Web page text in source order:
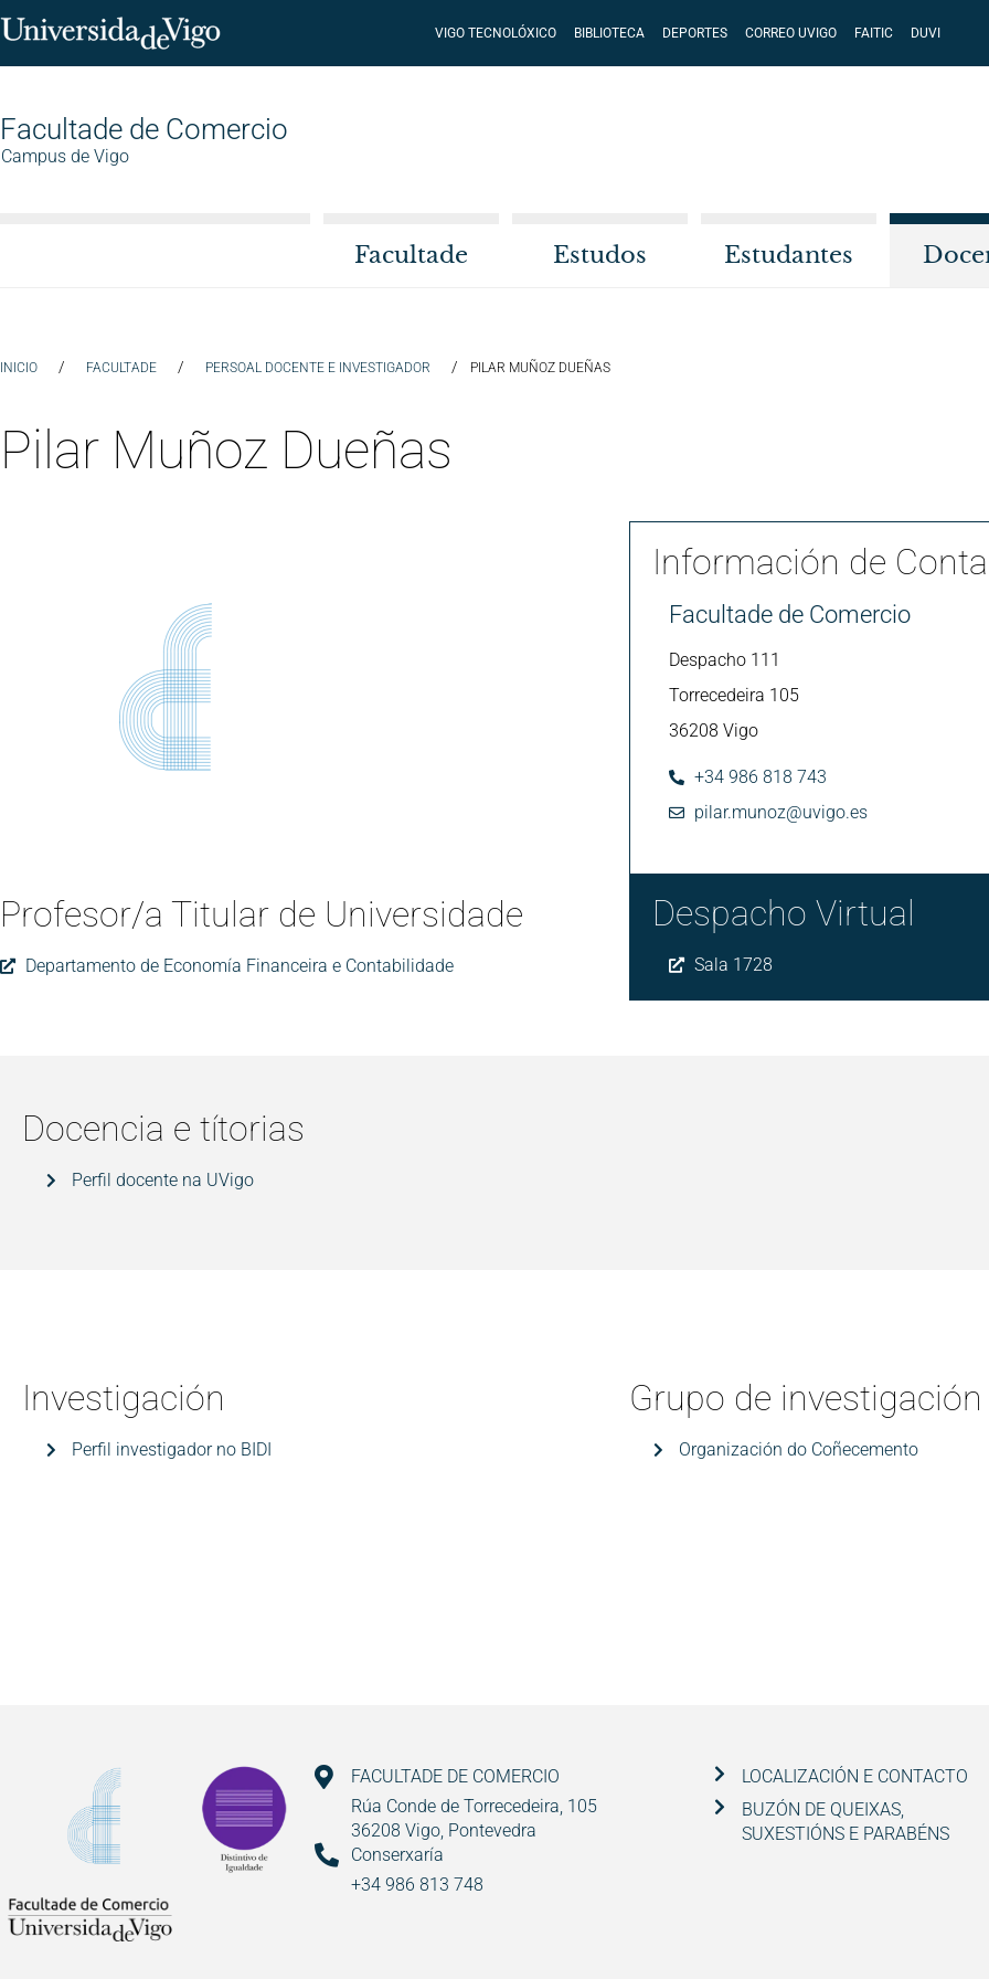
VIGO TECNOLÓXICO BIBLIOTECA DEPORTES CORREO UVIGO FAITIC DUVI
Facultade de Comercio
Campus de Vigo
Facultade Estudos Estudantes
INICIO / FACULTADE / PERSOAL DOCENTE E INVESTIGADOR / PILAR MUÑOZ DUEÑAS
Pilar Muñoz Dueñas
Profesor/a Titular de Universidade
Departamento de Economía Financeira e Contabilidade
Información de
Facultade de Comercio
Despacho 111
Torrecedeira 105
36208 Vigo
+34 986 818 743
pilar.munoz@uvigo.es
Despacho Virtual
Sala 1728
Docencia e títorias
Perfil docente na UVigo
Investigación
Perfil investigador no BIDI
Grupo de investigación
Organización do Coñecemento
FACULTADE DE COMERCIO
Rúa Conde de Torrecedeira, 105
36208 Vigo, Pontevedra
Conserxaría
+34 986 813 748
LOCALIZACIÓN E CONTACTO
BUZÓN DE QUEIXAS,
SUXESTIÓNS E PARABÉNS